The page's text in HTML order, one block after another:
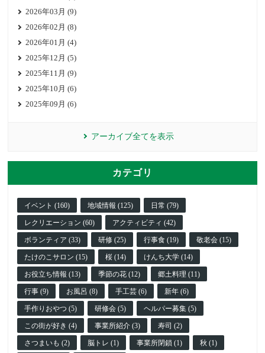
2026年03月 (9)
2026年02月 (8)
2026年01月 (4)
2025年12月 (5)
2025年11月 (9)
2025年10月 (6)
2025年09月 (6)
アーカイブ全てを表示
カテゴリ
イベント (160) 地域情報 (125) 日常 (79)
レクリエーション (60) アクティビティ (42)
ボランティア (33) 研修 (25) 行事食 (19) 敬老会 (15)
たけのこサロン (15) 桜 (14) けんち大学 (14)
お役立ち情報 (13) 季節の花 (12) 郷土料理 (11)
行事 (9) お風呂 (8) 手工芸 (6) 新年 (6)
手作りおやつ (5) 研修会 (5) ヘルパー募集 (5)
この街が好き (4) 事業所紹介 (3) 寿司 (2)
さつまいも (2) 脳トレ (1) 事業所閉鎖 (1) 秋 (1)